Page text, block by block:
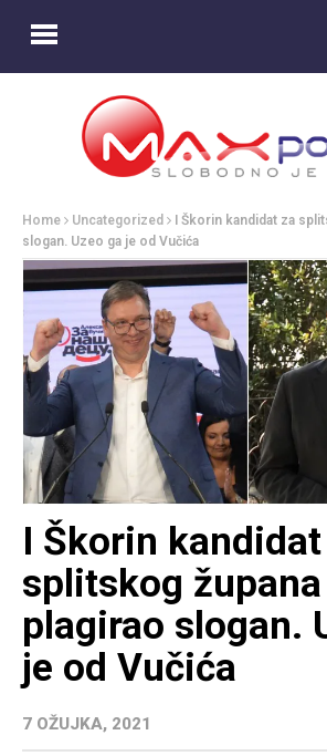
Home Uncategorized
I Škorin kandidat za
slogan. Uzeo ga je od Vučića
I Škorin
splitskog župana
plagirao slogan.
je od Vučića
7 OŽUJKA, 2021